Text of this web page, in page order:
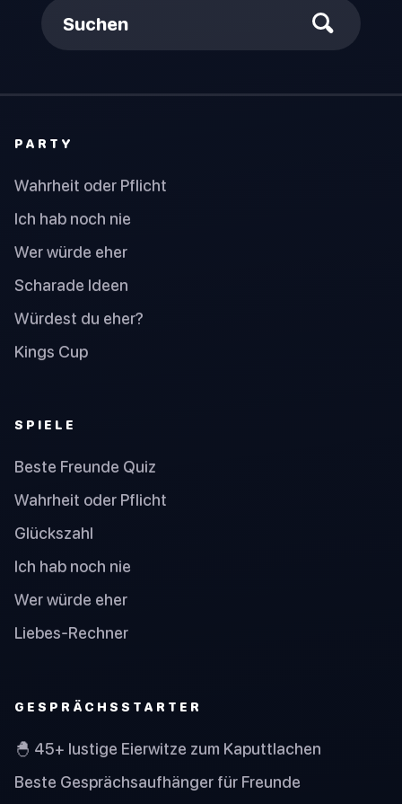
Suchen
PARTY
Wahrheit oder Pflicht
Ich hab noch nie
Wer würde eher
Scharade Ideen
Würdest du eher?
Kings Cup
SPIELE
Beste Freunde Quiz
Wahrheit oder Pflicht
Glückszahl
Ich hab noch nie
Wer würde eher
Liebes-Rechner
GESPRÄCHSSTARTER
🐣 45+ lustige Eierwitze zum Kaputtlachen
Beste Gesprächsaufhänger für Freunde